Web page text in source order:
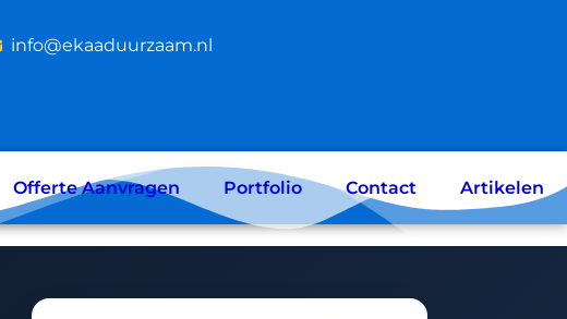
info@ekaaduurzaam.nl
Offerte Aanvragen Portfolio Contact Artikelen